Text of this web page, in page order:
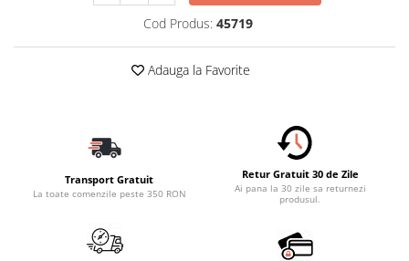
Accesorii Interior Auto
Inchidere Centralizata
Tavite Portbagaj Dedicate
Seturi Interior
Carcasa Cheie
Cod Produs: 45719
Adauga la Favorite
Transport Gratuit
La toate comenzile peste 350 RON
Retur Gratuit 30 de Zile
Ai pana la 30 zile sa returnezi
produsul.